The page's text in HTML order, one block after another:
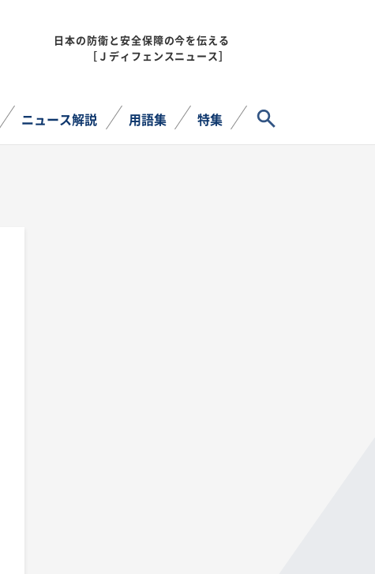
日本の防衛と安全保障の今を伝える
［Ｊディフェンスニュース］
ニュース解説 用語集 特集